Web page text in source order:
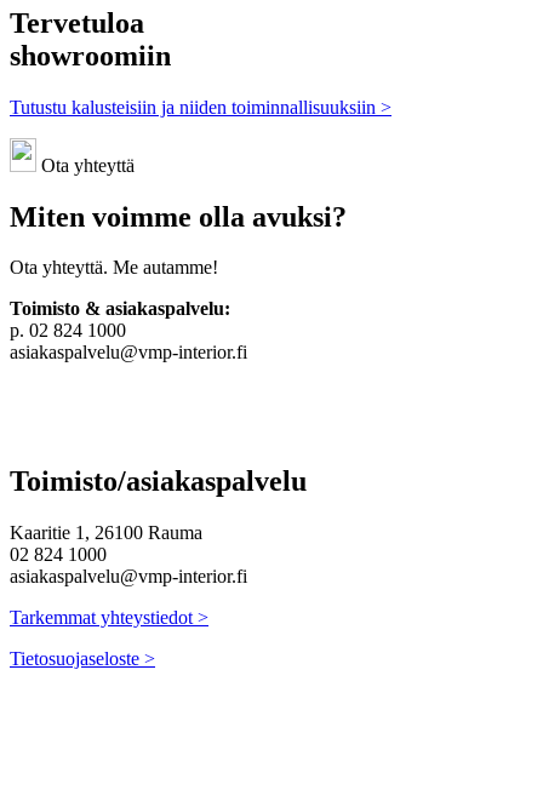
Tervetuloa
showroomiin
Tutustu kalusteisiin ja niiden toiminnallisuuksiin >
Ota yhteyttä
Miten voimme olla avuksi?
Ota yhteyttä. Me autamme!
Toimisto & asiakaspalvelu:
p. 02 824 1000
asiakaspalvelu@vmp-interior.fi
Toimisto/asiakaspalvelu
Kaaritie 1, 26100 Rauma
02 824 1000
asiakaspalvelu@vmp-interior.fi
Tarkemmat yhteystiedot >
Tietosuojaseloste >